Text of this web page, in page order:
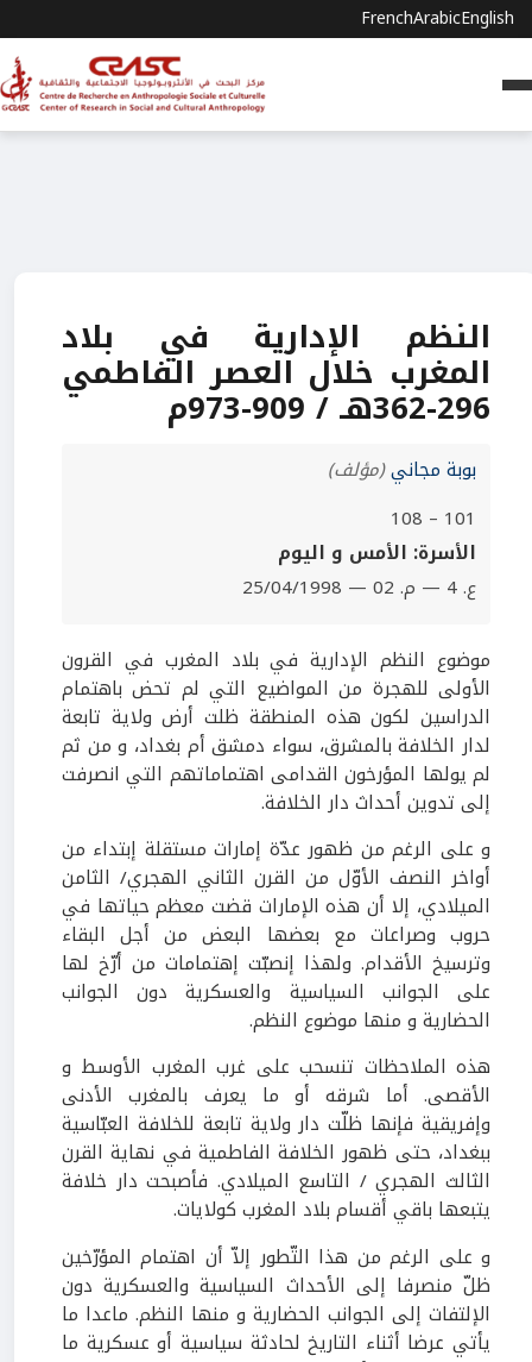
FrenchArabicEnglish
النظم الإدارية في بلاد
المغرب خلال العصر الفاطمي
296-362هـ / 909-973م
بوبة مجاني(مؤلف)
101 – 108
الأسرة: الأمس و اليوم
ع. 4 — م. 02 — 25/04/1998
موضوع النظم الإدارية في بلاد المغرب في القرون
الأولى للهجرة من المواضيع التي لم تحض باهتمام
الدراسين لكون هذه المنطقة ظلت أرض ولاية تابعة
لدار الخلافة بالمشرق، سواء دمشق أم بغداد، و من ثم
لم يولها المؤرخون القدامى اهتماماتهم التي انصرفت
إلى تدوين أحداث دار الخلافة.
و على الرغم من ظهور عدّة إمارات مستقلة إبتداء من
أواخر النصف الأوّل من القرن الثاني الهجري/ الثامن
الميلادي، إلا أن هذه الإمارات قضت معظم حياتها في
حروب وصراعات مع بعضها البعض من أجل البقاء
وترسيخ الأقدام. ولهذا إنصبّت إهتمامات من أرّخ لها
على الجوانب السياسية والعسكرية دون الجوانب
الحضارية و منها موضوع النظم.
هذه الملاحظات تنسحب على غرب المغرب الأوسط و
الأقصى. أما شرقه أو ما يعرف بالمغرب الأدنى
وإفريقية فإنها ظلّت دار ولاية تابعة للخلافة العبّاسية
ببغداد، حتى ظهور الخلافة الفاطمية في نهاية القرن
الثالث الهجري / التاسع الميلادي. فأصبحت دار خلافة
يتبعها باقي أقسام بلاد المغرب كولايات.
و على الرغم من هذا التّطور إلاّ أن اهتمام المؤرّخين
ظلّ منصرفا إلى الأحداث السياسية والعسكرية دون
الإلتفات إلى الجوانب الحضارية و منها النظم. ماعدا ما
يأتي عرضا أثناء التاريخ لحادثة سياسية أو عسكرية ما